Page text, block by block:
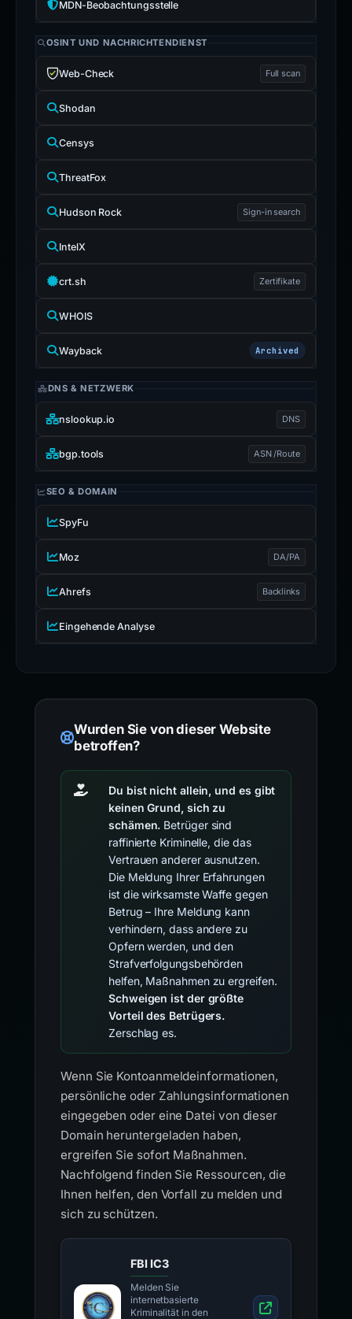
MDN-Beobachtungsstelle
OSINT UND NACHRICHTENDIENST
Web-Check Full scan
Shodan
Censys
ThreatFox
Hudson Rock Sign-in search
IntelX
crt.sh Zertifikate
WHOIS
Wayback Archived
DNS & NETZWERK
nslookup.io DNS
bgp.tools ASN /Route
SEO & DOMAIN
SpyFu
Moz DA/PA
Ahrefs Backlinks
Eingehende Analyse
Wurden Sie von dieser Website
betroffen?
Du bist nicht allein, und es gibt
keinen Grund, sich zu
schämen. Betrüger sind
raffinierte Kriminelle, die das
Vertrauen anderer ausnutzen.
Die Meldung Ihrer Erfahrungen
ist die wirksamste Waffe gegen
Betrug – Ihre Meldung kann
verhindern, dass andere zu
Opfern werden, und den
Strafverfolgungsbehörden
helfen, Maßnahmen zu ergreifen.
Schweigen ist der größte
Vorteil des Betrügers.
Zerschlag es.
Wenn Sie Kontoanmeldeinformationen,
persönliche oder Zahlungsinformationen
eingegeben oder eine Datei von dieser
Domain heruntergeladen haben,
ergreifen Sie sofort Maßnahmen.
Nachfolgend finden Sie Ressourcen, die
Ihnen helfen, den Vorfall zu melden und
sich zu schützen.
FBI IC3
Melden Sie
internetbasierte
Kriminalität in den